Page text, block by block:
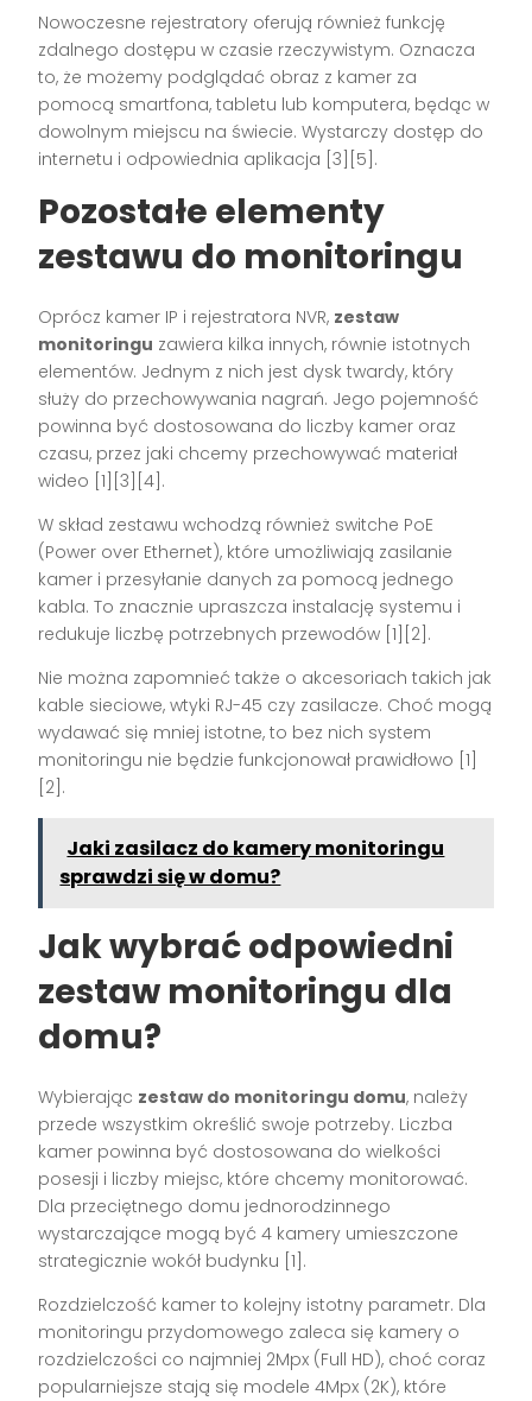
Nowoczesne rejestratory oferują również funkcję
zdalnego dostępu w czasie rzeczywistym. Oznacza
to, że możemy podglądać obraz z kamer za
pomocą smartfona, tabletu lub komputera, będąc w
dowolnym miejscu na świecie. Wystarczy dostęp do
internetu i odpowiednia aplikacja [3][5].
Pozostałe elementy
zestawu do monitoringu
Oprócz kamer IP i rejestratora NVR, zestaw
monitoringu zawiera kilka innych, równie istotnych
elementów. Jednym z nich jest dysk twardy, który
służy do przechowywania nagrań. Jego pojemność
powinna być dostosowana do liczby kamer oraz
czasu, przez jaki chcemy przechowywać materiał
wideo [1][3][4].
W skład zestawu wchodzą również switche PoE
(Power over Ethernet), które umożliwiają zasilanie
kamer i przesyłanie danych za pomocą jednego
kabla. To znacznie upraszcza instalację systemu i
redukuje liczbę potrzebnych przewodów [1][2].
Nie można zapomnieć także o akcesoriach takich jak
kable sieciowe, wtyki RJ-45 czy zasilacze. Choć mogą
wydawać się mniej istotne, to bez nich system
monitoringu nie będzie funkcjonował prawidłowo [1]
[2].
Jaki zasilacz do kamery monitoringu
sprawdzi się w domu?
Jak wybrać odpowiedni
zestaw monitoringu dla
domu?
Wybierając zestaw do monitoringu domu, należy
przede wszystkim określić swoje potrzeby. Liczba
kamer powinna być dostosowana do wielkości
posesji i liczby miejsc, które chcemy monitorować.
Dla przeciętnego domu jednorodzinnego
wystarczające mogą być 4 kamery umieszczone
strategicznie wokół budynku [1].
Rozdzielczość kamer to kolejny istotny parametr. Dla
monitoringu przydomowego zaleca się kamery o
rozdzielczości co najmniej 2Mpx (Full HD), choć coraz
popularniejsze stają się modele 4Mpx (2K), które